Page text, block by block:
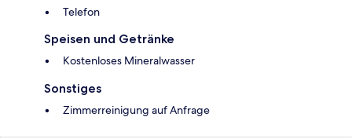
Telefon
Speisen und Getränke
Kostenloses Mineralwasser
Sonstiges
Zimmerreinigung auf Anfrage